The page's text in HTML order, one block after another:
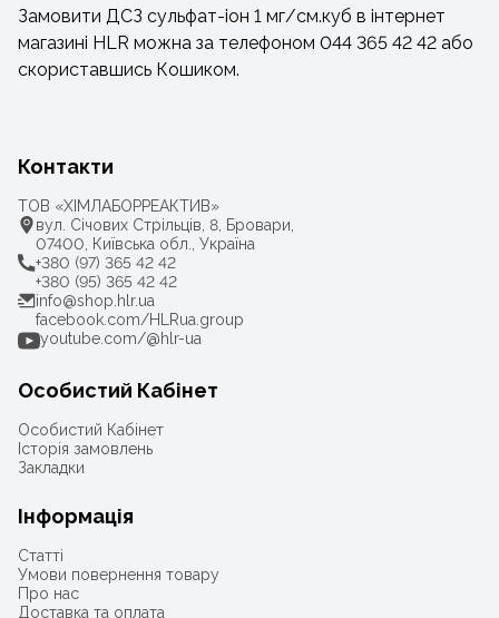
Замовити ДСЗ сульфат-іон 1 мг/см.куб в інтернет
магазині HLR можна за телефоном 044 365 42 42 або
скориставшись Кошиком.
Контакти
ТОВ «ХІМЛАБОРРЕАКТИВ»
вул. Січових Стрільців, 8, Бровари,
07400, Київська обл., Україна
+380 (97) 365 42 42
+380 (95) 365 42 42
info@shop.hlr.ua
facebook.com/HLRua.group
youtube.com/@hlr-ua
Особистий Кабінет
Особистий Кабінет
Історія замовлень
Закладки
Інформація
Статті
Умови повернення товару
Про нас
Доставка та оплата